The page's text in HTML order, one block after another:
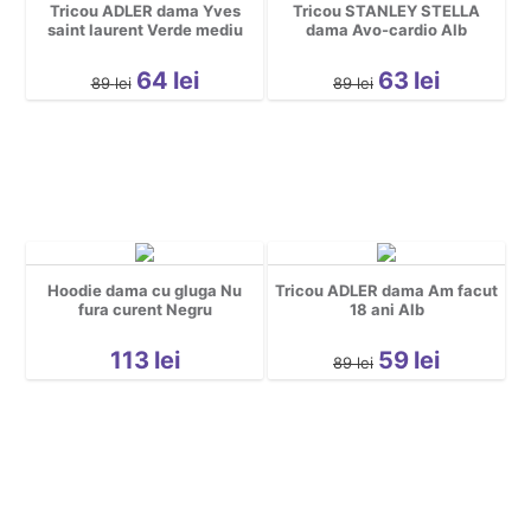
Tricou ADLER dama Yves
saint laurent Verde mediu
89 lei 64 lei
Tricou STANLEY STELLA
dama Avo-cardio Alb
89 lei 63 lei
Hoodie dama cu gluga Nu
fura curent Negru
113 lei
Tricou ADLER dama Am facut
18 ani Alb
89 lei 59 lei